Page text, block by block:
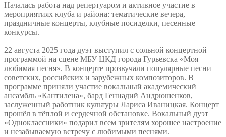
Началась работа над репертуаром и активное участие в
мероприятиях клуба и района: тематические вечера,
праздничные концерты, клубные посиделки, песенные
конкурсы.
22 августа 2025 года дуэт выступил с сольной концертной
программой на сцене МБУ ЦКД города Гурьевска «Моя
любимая песня». В концерте прозвучали популярные песни
советских, российских и зарубежных композиторов. В
программе приняли участие вокальный академический
ансамбль «Кантилена», бард Геннадий Андрюшенков,
заслуженный работник культуры Лариса Иваницкая. Концерт
прошёл в тёплой и сердечной обстановке. Вокальный дуэт
«Одноклассники» подарил всем зрителям хорошее настроение
и незабываемую встречу с любимыми песнями.